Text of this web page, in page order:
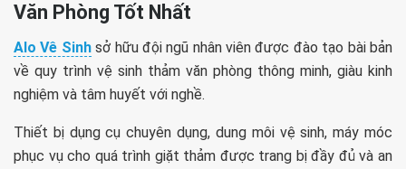
Văn Phòng Tốt Nhất
Alo Vê Sinhsở hữu đội ngũ nhân viên được đào tạo bài bản
về quy trình vệ sinh thảm văn phòng thông minh, giàu kinh
nghiệm và tâm huyết với nghề.
Thiết bị dụng cụ chuyên dụng, dung môi vệ sinh, máy móc
phục vụ cho quá trình giặt thảm được trang bị đầy đủ và an